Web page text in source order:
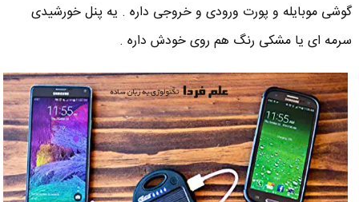
گوشی موبایله و پورت ورودی و خروجی داره . یه پنل خورشیدی
سرمه ای یا مشکی رنگ هم روی خودش داره .